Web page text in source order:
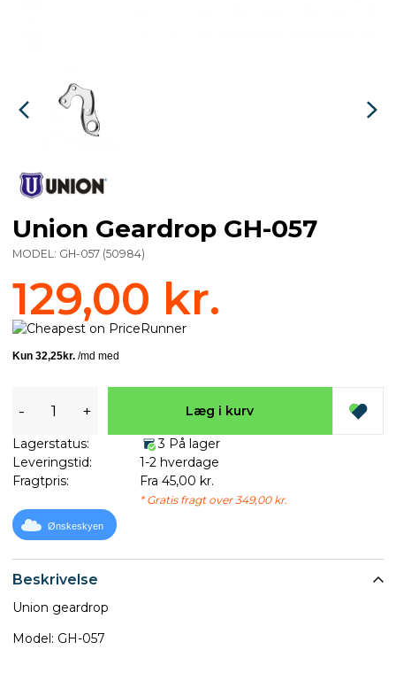
Beskrivelse
Union geardrop
Model: GH-057
Union Geardrop GH-057
MODEL: GH-057 (50984)
129,00 kr.
- + Læg i kurv
Lagerstatus:
3 På lager
Leveringstid:
1-2 hverdage
Fragtpris:
Fra 45,00 kr.
* Gratis fragt over 349,00 kr.
Ønskeskyen